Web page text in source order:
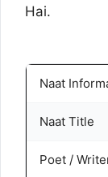
Hai.
Naat
Naat Title
Poet /